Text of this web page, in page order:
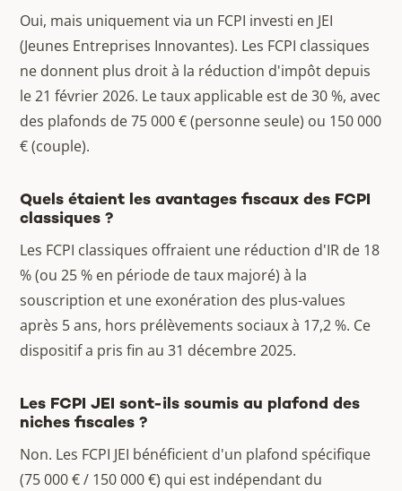
Oui, mais uniquement via un FCPI investi en JEI
(Jeunes Entreprises Innovantes). Les FCPI classiques
ne donnent plus droit à la réduction d'impôt depuis
le 21 février 2026. Le taux applicable est de 30 %, avec
des plafonds de 75 000 € (personne seule) ou 150 000
€ (couple).
Quels étaient les avantages fiscaux des FCPI
classiques ?
Les FCPI classiques offraient une réduction d'IR de 18
% (ou 25 % en période de taux majoré) à la
souscription et une exonération des plus-values
après 5 ans, hors prélèvements sociaux à 17,2 %. Ce
dispositif a pris fin au 31 décembre 2025.
Les FCPI JEI sont-ils soumis au plafond des
niches fiscales ?
Non. Les FCPI JEI bénéficient d'un plafond spécifique
(75 000 € / 150 000 €) qui est indépendant du